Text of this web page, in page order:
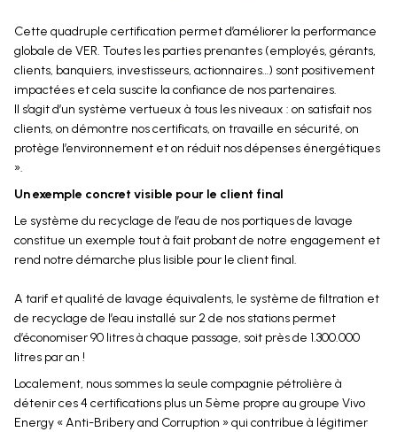
Cette quadruple certification permet d’améliorer la performance
globale de VER. Toutes les parties prenantes (employés, gérants,
clients, banquiers, investisseurs, actionnaires…) sont positivement
impactées et cela suscite la confiance de nos partenaires.
Il s’agit d’un système vertueux à tous les niveaux : on satisfait nos
clients, on démontre nos certificats, on travaille en sécurité, on
protège l’environnement et on réduit nos dépenses énergétiques
».
Un exemple concret visible pour le client final
Le système du recyclage de l’eau de nos portiques de lavage
constitue un exemple tout à fait probant de notre engagement et
rend notre démarche plus lisible pour le client final.
A tarif et qualité de lavage équivalents, le système de filtration et
de recyclage de l’eau installé sur 2 de nos stations permet
d’économiser 90 litres à chaque passage, soit près de 1.300.000
litres par an !
Localement, nous sommes la seule compagnie pétrolière à
détenir ces 4 certifications plus un 5ème propre au groupe Vivo
Energy « Anti-Bribery and Corruption » qui contribue à légitimer